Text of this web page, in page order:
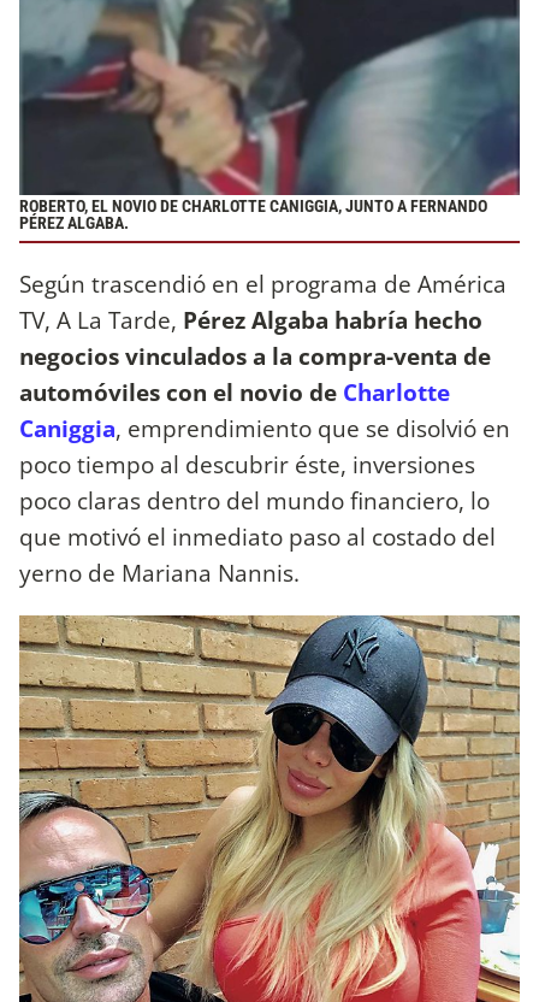
ROBERTO, EL NOVIO DE CHARLOTTE CANIGGIA, JUNTO A FERNANDO
PÉREZ ALGABA.
Según trascendió en el programa de América
TV, A La Tarde, Pérez Algaba habría hecho
negocios vinculados a la compra-venta de
automóviles con el novio de Charlotte
Caniggia, emprendimiento que se disolvió en
poco tiempo al descubrir éste, inversiones
poco claras dentro del mundo financiero, lo
que motivó el inmediato paso al costado del
yerno de Mariana Nannis.